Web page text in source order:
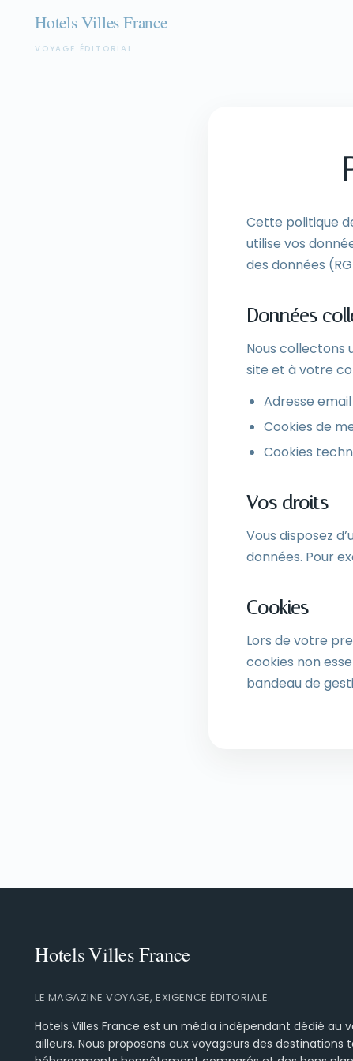
VOYAGE ÉDITORIAL
Cette politique
utilise vos
des données
Données
Nous collectons
site et à votre
Adresse
Cookies de
Cookies
Vos droits
Vous disposez
données. Pour
Cookies
Lors de votre
cookies non
bandeau de
LE MAGAZINE VOYAGE, EXIGENCE ÉDITORIALE.
Hotels Villes France est un média indépendant dédié au
ailleurs. Nous proposons aux voyageurs des destinations